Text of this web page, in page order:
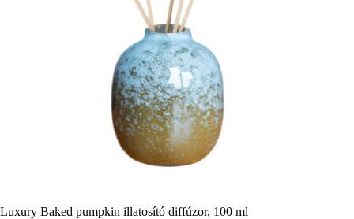
Luxury Baked pumpkin illatosító diffúzor, 100 ml